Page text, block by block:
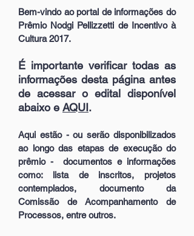
Bem-vindo ao portal de informações do
Prêmio Nodgi Pellizzetti de Incentivo à
Cultura2017.
É importante verificar todas as
informações desta página antes
de acessar o edital disponível
abaixo e AQUI.
Aqui estão - ou serão disponibilizados
ao longo das etapas de execução do
prêmio - documentos e informações
como: lista de inscritos, projetos
contemplados, documento da
Comissão de Acompanhamento de
Processos, entre outros.